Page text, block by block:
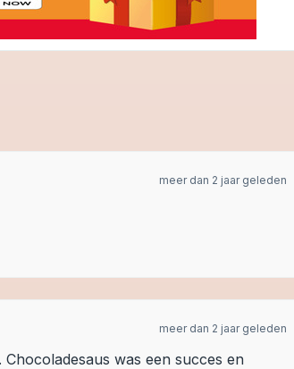
meer dan 2 jaar geleden
meer dan 2 jaar geleden
was een succes en